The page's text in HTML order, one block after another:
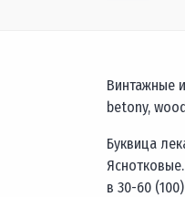
Винтажные
betony,
Буквица
в 30-60